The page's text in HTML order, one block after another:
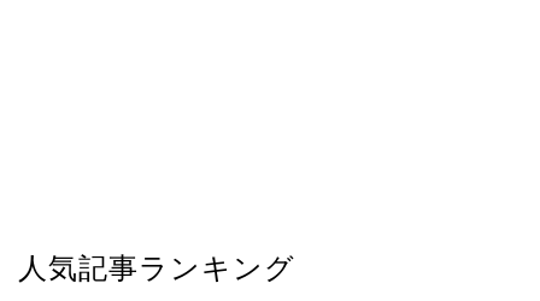
人気記事ランキング